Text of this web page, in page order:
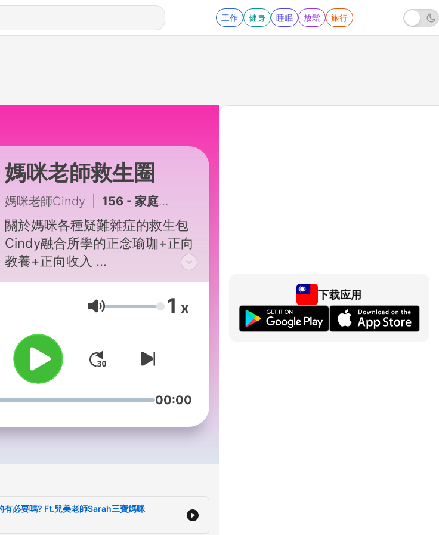
工作 健身 睡眠 放鬆 旅行
媽咪老師救生圈
媽咪老師Cindy 156 - 家庭教育 || 生生有平板!?真的有必要嗎? Ft.兒美老師Sarah三寶媽咪
關於媽咪各種疑難雜症的救生包
Cindy融合所學的正念瑜珈+正向
教養+正向收入
1.五分鐘學正向教養
2.媽咪私心聊
3.媽咪都想要的奶茶自由
別忘了來跟媽咪老師Cindy聊聊
https://www.facebook.com/sweetmommylife
邀稿聯絡信箱
音量 1 x
00:00
有必要嗎? Ft.兒美老師Sarah三寶媽咪
下载应用